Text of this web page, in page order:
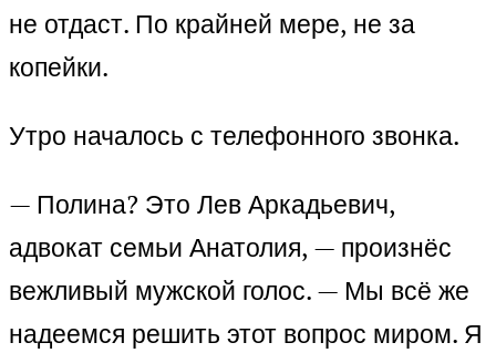
не отдаст. По крайней мере, не за
копейки.
Утро началось с телефонного звонка.
— Полина? Это Лев Аркадьевич,
адвокат семьи Анатолия, — произнёс
вежливый мужской голос. — Мы всё же
надеемся решить этот вопрос миром. Я